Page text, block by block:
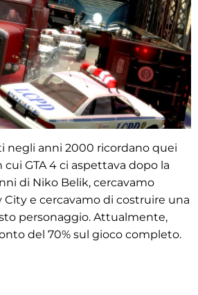
negli anni 2000 ricordano quei
GTA 4 ci aspettava dopo la
di Niko Belik, cercavamo
e cercavamo di costruire una
personaggio. Attualmente,
del 70% sul gioco completo.